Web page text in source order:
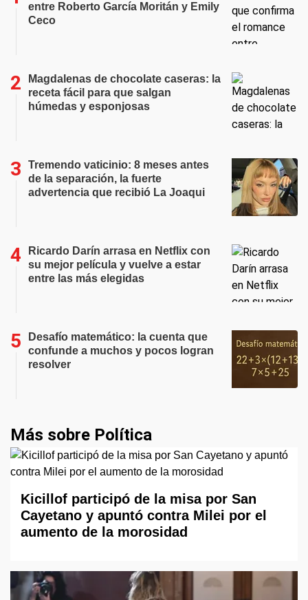
entre Roberto García Moritán y Emily
Ceco
Magdalenas de chocolate caseras: la
receta fácil para que salgan
húmedas y esponjosas
Tremendo vaticinio: 8 meses antes
de la separación, la fuerte
advertencia que recibió La Joaqui
Ricardo Darín arrasa en Netflix con
su mejor película y vuelve a estar
entre las más elegidas
Desafío matemático: la cuenta que
confunde a muchos y pocos logran
resolver
Más sobre Política
Kicillof participó de la misa por San
Cayetano y apuntó contra Milei por el
aumento de la morosidad